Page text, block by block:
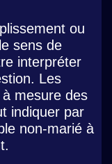
ou
sens de
interpréter
Les
mesure des
indiquer par
non-marié à